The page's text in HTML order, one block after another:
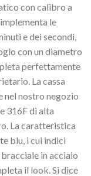
con calibro a
le
e dei secondi,
con un diametro
perfettamente
La cassa
nel nostro negozio
316F di alta
La caratteristica
blu, i cui indici
in acciaio
il look. Si dice